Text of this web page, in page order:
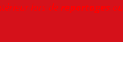
lors de reportages